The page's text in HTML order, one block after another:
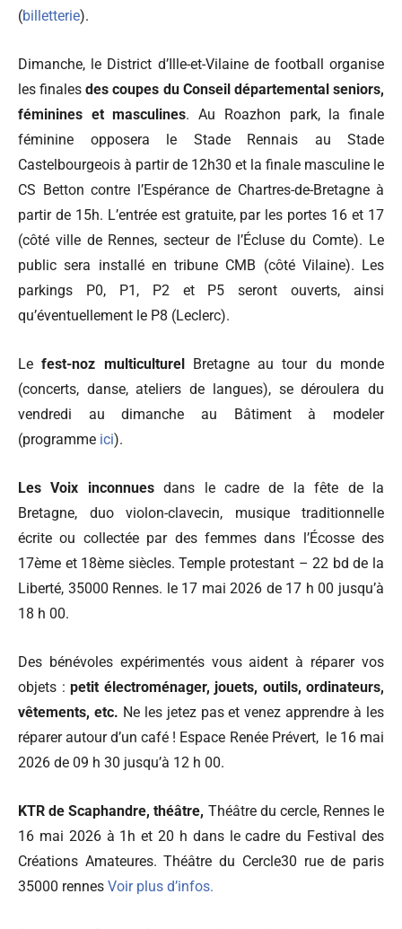
(billetterie).
Dimanche, le District d’Ille-et-Vilaine de football organise
les finalesdes coupes du Conseil départemental seniors,
féminines et masculines. Au Roazhon park, la finale
féminine opposera le Stade Rennais au Stade
Castelbourgeois à partir de 12h30 et la finale masculine le
CS Betton contre l’Espérance de Chartres-de-Bretagne à
partir de 15h. L’entrée est gratuite, par les portes 16 et 17
(côté ville de Rennes, secteur de l’Écluse du Comte). Le
public sera installé en tribune CMB (côté Vilaine). Les
parkings P0, P1, P2 et P5 seront ouverts, ainsi
qu’éventuellement le P8 (Leclerc).
Lefest-noz multiculturelBretagne au tour du monde
(concerts, danse, ateliers de langues), se déroulera du
vendredi au dimanche au Bâtiment à modeler
(programme ici).
Les Voix inconnuesdans le cadre de la fête de la
Bretagne, duo violon-clavecin, musique traditionnelle
écrite ou collectée par des femmes dans l’Écosse des
17ème et 18ème siècles. Temple protestant – 22 bd de la
Liberté, 35000 Rennes. le 17 mai 2026 de 17 h 00 jusqu’à
18 h 00.
Des bénévoles expérimentés vous aident à réparer vos
objets : petit électroménager, jouets, outils, ordinateurs,
vêtements, etc. Ne les jetez pas et venez apprendre à les
réparer autour d’un café ! Espace Renée Prévert, le 16 mai
2026 de 09 h 30 jusqu’à 12 h 00.
KTR de Scaphandre, théâtre, Théâtre du cercle, Rennes le
16 mai 2026 à 1h et 20 h dans le cadre du Festival des
Créations Amateures. Théâtre du Cercle30 rue de paris
35000 rennes Voir plus d’infos.